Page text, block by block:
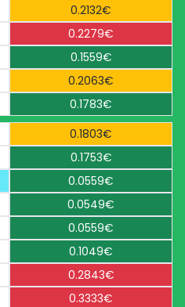
0.2132€
0.2279€
0.1559€
0.2063€
0.1783€
0.1803€
0.1753€
0.0559€
0.0549€
0.0559€
0.1049€
0.2843€
0.3333€